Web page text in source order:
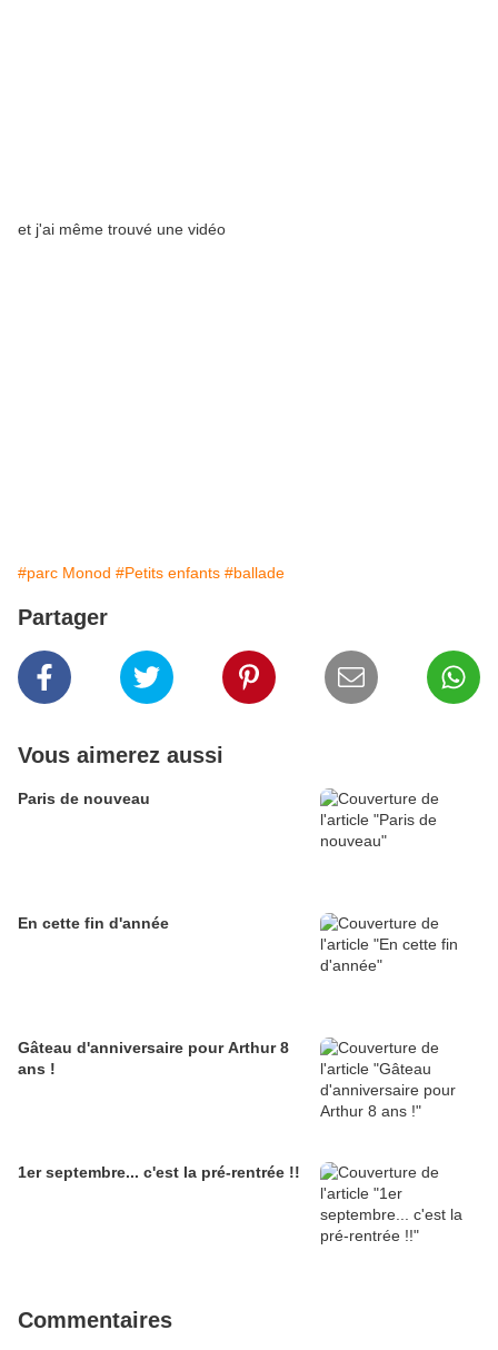
et j'ai même trouvé une vidéo
#parc Monod #Petits enfants #ballade
Partager
Vous aimerez aussi
Paris de nouveau
En cette fin d'année
Gâteau d'anniversaire pour Arthur 8
ans !
1er septembre... c'est la pré-rentrée !!
Commentaires